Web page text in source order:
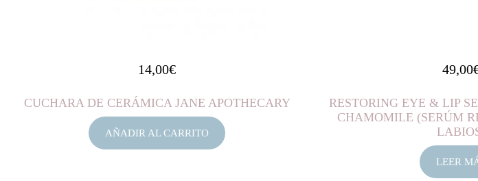
14,00€
CUCHARA DE CERÁMICA JANE APOTHECARY
AÑADIR AL CARRITO
49,00
RESTORING EYE & LIP
CHAMOMILE (SERÚM
LEER